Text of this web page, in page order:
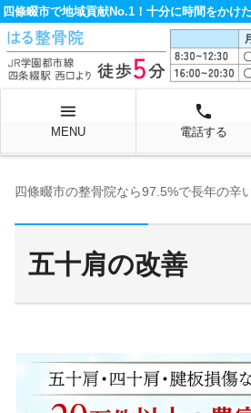
menu
MENU
local_phone
電話する
五十肩の改善